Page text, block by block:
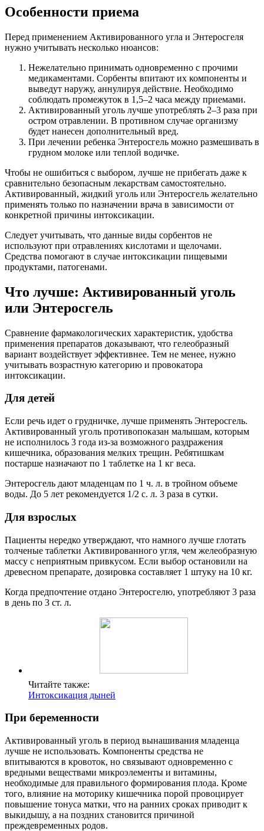
Особенности приема
Перед применением Активированного угла и Энтеросгеля
нужно учитывать несколько нюансов:
Нежелательно принимать одновременно с прочими
медикаментами. Сорбенты впитают их компоненты и
выведут наружу, аннулируя действие. Необходимо
соблюдать промежуток в 1,5–2 часа между приемами.
Активированный уголь лучше употреблять 2–3 раза при
остром отравлении. В противном случае организму
будет нанесен дополнительный вред.
При лечении ребенка Энтеросгель можно размешивать в
грудном молоке или теплой водичке.
Чтобы не ошибиться с выбором, лучше не прибегать даже к
сравнительно безопасным лекарствам самостоятельно.
Активированный, жидкий уголь или Энтеросгель желательно
применять только по назначении врача в зависимости от
конкретной причины интоксикации.
Следует учитывать, что данные виды сорбентов не
используют при отравлениях кислотами и щелочами.
Средства помогают в случае интоксикации пищевыми
продуктами, патогенами.
Что лучше: Активированный уголь
или Энтеросгель
Сравнение фармакологических характеристик, удобства
применения препаратов доказывают, что гелеобразный
вариант воздействует эффективнее. Тем не менее, нужно
учитывать возрастную категорию и провокатора
интоксикации.
Для детей
Если речь идет о грудничке, лучше применять Энтеросгель.
Активированный уголь противопоказан малышам, которым
не исполнилось 3 года из-за возможного раздражения
кишечника, образования мелких трещин. Ребятишкам
постарше назначают по 1 таблетке на 1 кг веса.
Энтеросгель дают младенцам по 1 ч. л. в тройном объеме
воды. До 5 лет рекомендуется 1/2 с. л. 3 раза в сутки.
Для взрослых
Пациенты нередко утверждают, что намного лучше глотать
толченые таблетки Активированного угля, чем желеобразную
массу с неприятным привкусом. Если выбор остановили на
древесном препарате, дозировка составляет 1 штуку на 10 кг.
Когда предпочтение отдано Энтеросгелю, употребляют 3 раза
в день по 3 ст. л.
Читайте также:
Интоксикация дыней
При беременности
Активированный уголь в период вынашивания младенца
лучше не использовать. Компоненты средства не
впитываются в кровоток, но связывают одновременно с
вредными веществами микроэлементы и витамины,
необходимые для правильного формирования плода. Кроме
того, влияние на моторику кишечника порой провоцирует
повышение тонуса матки, что на ранних сроках приводит к
выкидышу, а на поздних становится причиной
преждевременных родов.